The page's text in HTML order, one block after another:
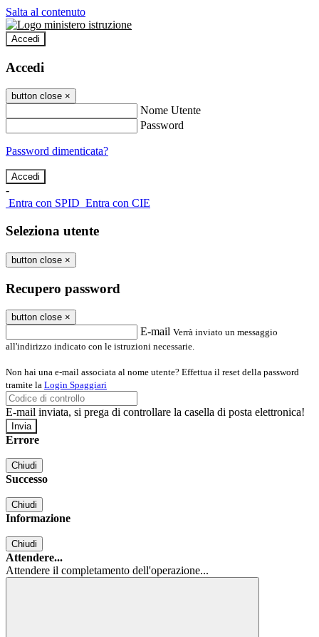
Salta al contenuto
Accedi
Accedi
button close ×
Nome Utente
Password
Password dimenticata?
-
Entra con SPID Entra con CIE
Seleziona utente
button close ×
Recupero password
button close ×
E-mail Verrà inviato un messaggio
all'indirizzo indicato con le istruzioni necessarie.
Non hai una e-mail associata al nome utente? Effettua il reset della password
tramite la Login Spaggiari
E-mail inviata, si prega di controllare la casella di posta elettronica!
Errore
Chiudi
Successo
Chiudi
Informazione
Chiudi
Attendere...
Attendere il completamento dell'operazione...